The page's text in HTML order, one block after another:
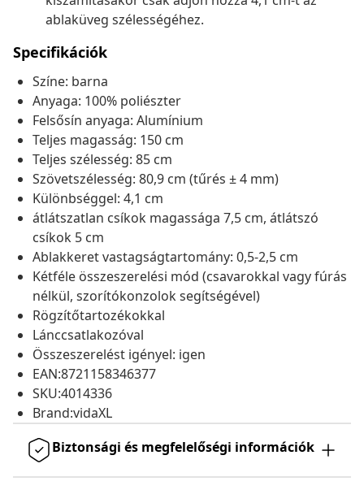
ablaküveg szélességéhez.
Specifikációk
Színe: barna
Anyaga: 100% poliészter
Felsősín anyaga: Alumínium
Teljes magasság: 150 cm
Teljes szélesség: 85 cm
Szövetszélesség: 80,9 cm (tűrés ± 4 mm)
Különbséggel: 4,1 cm
átlátszatlan csíkok magassága 7,5 cm, átlátszó
csíkok 5 cm
Ablakkeret vastagságtartomány: 0,5-2,5 cm
Kétféle összeszerelési mód (csavarokkal vagy fúrás
nélkül, szorítókonzolok segítségével)
Rögzítőtartozékokkal
Lánccsatlakozóval
Összeszerelést igényel: igen
EAN:8721158346377
SKU:4014336
Brand:vidaXL
Biztonsági és megfelelőségi információk